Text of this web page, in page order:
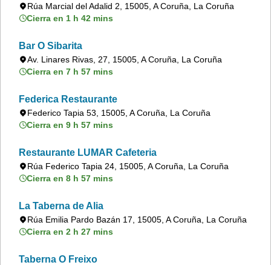
Rúa Marcial del Adalid 2, 15005, A Coruña, La Coruña
Cierra en 1 h 42 mins
Bar O Sibarita
Av. Linares Rivas, 27, 15005, A Coruña, La Coruña
Cierra en 7 h 57 mins
Federica Restaurante
Federico Tapia 53, 15005, A Coruña, La Coruña
Cierra en 9 h 57 mins
Restaurante LUMAR Cafeteria
Rúa Federico Tapia 24, 15005, A Coruña, La Coruña
Cierra en 8 h 57 mins
La Taberna de Alia
Rúa Emilia Pardo Bazán 17, 15005, A Coruña, La Coruña
Cierra en 2 h 27 mins
Taberna O Freixo